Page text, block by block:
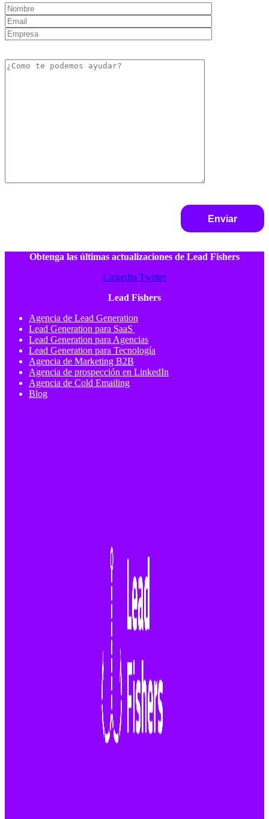
Obtenga las últimas actualizaciones de Lead Fishers
Linkedin Twitter
Lead Fishers
Agencia de Lead Generation
Lead Generation para SaaS
Lead Generation para Agencias
Lead Generation para Tecnología
Agencia de Marketing B2B
Agencia de prospección en LinkedIn
Agencia de Cold Emailing
Blog